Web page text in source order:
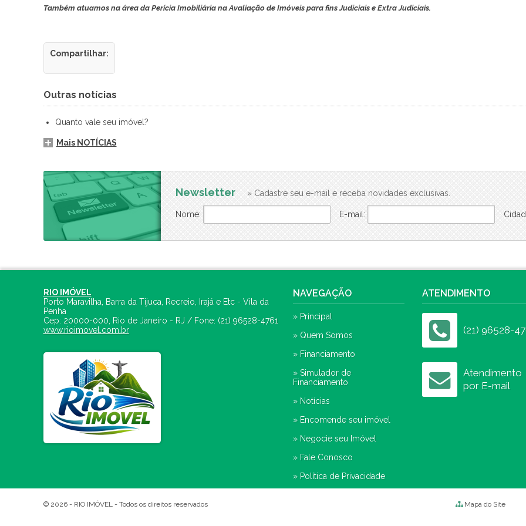
Também atuamos na área da Perícia Imobiliária na Avaliação de Imóveis para fins Judiciais e Extra Judiciais.
Compartilhar:
Outras notícias
Quanto vale seu imóvel?
Mais NOTÍCIAS
Newsletter » Cadastre seu e-mail e receba novidades exclusivas.
Nome: E-mail:
RIO IMÓVEL
Porto Maravilha, Barra da Tijuca, Recreio, Irajá e Etc - Vila da
Penha
Cep: 20000-000 Rio de Janeiro - RJ / Fone: (21) 96528-4761
www.rioimovel.com.br
NAVEGAÇÃO
» Principal
» Quem Somos
» Financiamento
» Simulador de
Financiamento
» Notícias
» Encomende seu imóvel
» Negocie seu Imóvel
» Fale Conosco
» Política de Privacidade
ATENDIMENTO
(21) 96528-
Atendimento
por E-mail
© 2026 - RIO IMÓVEL- Todos os direitos reservados Mapa do Site